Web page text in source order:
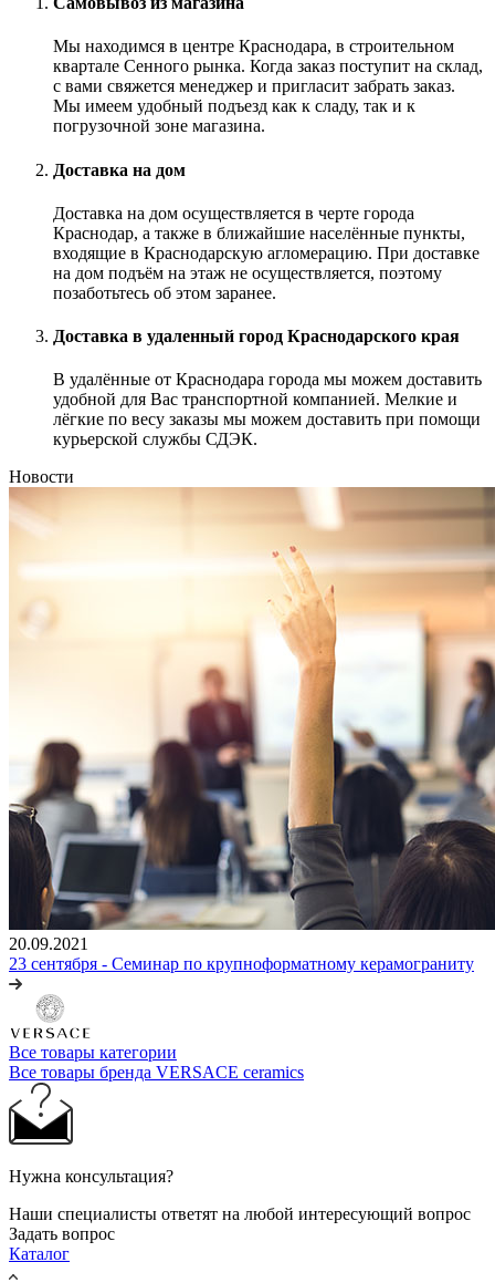
Мы находимся в центре Краснодара, в строительном
квартале Сенного рынка. Когда заказ поступит на склад,
с вами свяжется менеджер и пригласит забрать заказ.
Мы имеем удобный подъезд как к сладу, так и к
погрузочной зоне магазина.
Доставка на дом
Доставка на дом осуществляется в черте города
Краснодар, а также в ближайшие населённые пункты,
входящие в Краснодарскую агломерацию. При доставке
на дом подъём на этаж не осуществляется, поэтому
позаботьтесь об этом заранее.
Доставка в удаленный город Краснодарского края
В удалённые от Краснодара города мы можем доставить
удобной для Вас транспортной компанией. Мелкие и
лёгкие по весу заказы мы можем доставить при помощи
курьерской службы СДЭК.
Новости
20.09.2021
23 сентября - Семинар по крупноформатному керамограниту
Все товары категории
Все товары бренда VERSACE ceramics
Нужна консультация?
Наши специалисты ответят на любой интересующий вопрос
Задать вопрос
Каталог